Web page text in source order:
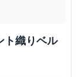
ト織りベル